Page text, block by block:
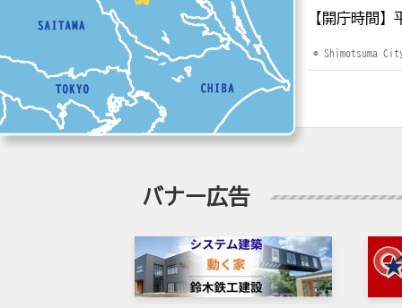
【開庁時間】
© Shimotsuma
バナー広告